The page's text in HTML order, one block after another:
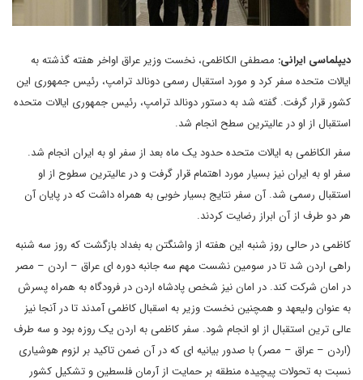
دیپلماسی ایرانی: مصطفی الکاظمی، نخست وزیر عراق اواخر هفته گذشته به
ایالات متحده سفر کرد و مورد استقبال رسمی دونالد ترامپ، رئیس جمهوری این
کشور قرار گرفت. گفته شد به دستور دونالد ترامپ، رئیس جمهوری ایالات متحده
استقبال از او در عالیترین سطح انجام شد.
سفر الکاظمی به ایالات متحده حدود یک ماه بعد از سفر او به ایران انجام شد.
سفر او به ایران نیز بسیار مورد اهتمام قرار گرفت و در عالیترین سطوح از او
استقبال رسمی شد. آن سفر نتایج بسیار خوبی به همراه داشت که در پایان آن
هر دو طرف از آن ابراز رضایت کردند.
کاظمی در حالی روز شنبه این هفته از واشنگتن به بغداد بازگشت که روز سه شنبه
راهی اردن شد تا در سومین نشست مهم سه جانبه دوره ای عراق – اردن – مصر
در امان شرکت کند. در امان نیز شخص پادشاه اردن در فرودگاه به همراه پسرش
به عنوان ولیعهد و همچنین نخست وزیر به اسقبال کاظمی آمدند تا در آنجا نیز
عالی ترین استقبال از او انجام شود. سفر کاظمی به اردن یک روزه بود و سه طرف
(اردن – عراق – مصر) با صدور بیانیه ای که در آن ضمن تاکید بر لزوم هوشیاری
نسبت به تحولات پیچیده منطقه بر حمایت از آرمان فلسطین و تشکیل کشور